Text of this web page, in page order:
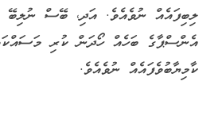
ލިބިފައެއް ނުވެއެވެ. އަދި، ބޭސް ނުލިބޭ
އެންސްޕާގެ ބަހެއް ހޯދަން ކުރި
ކާމިޔާބުވެފައެއް ނުވެއެވެ.